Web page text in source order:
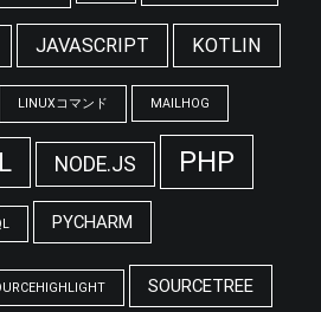
JAVASCRIPT KOTLIN
LINUXコマンド MAILHOG
NODE.JS PHP
PYCHARM
SOURCETREE